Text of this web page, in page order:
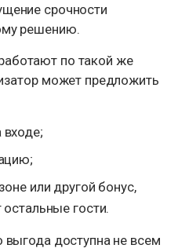
срочности
решению.
по такой же
может предложить
или другой бонус,
гости.
выгода доступна не всем